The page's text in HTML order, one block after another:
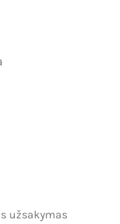
sistemos
užsakymas